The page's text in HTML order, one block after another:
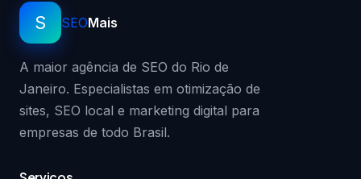
S SEOMais
A maior agência de SEO do Rio de
Janeiro. Especialistas em otimização de
sites, SEO local e marketing digital para
empresas de todo Brasil.